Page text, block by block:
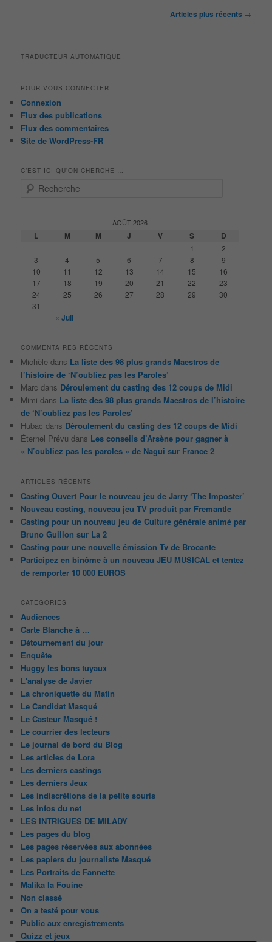
Articles plus récents →
TRADUCTEUR AUTOMATIQUE
POUR VOUS CONNECTER
Connexion
Flux des publications
Flux des commentaires
Site de WordPress-FR
C’EST ICI QU’ON CHERCHE …
AOÛT 2026
L M M J V S D
1
2
3
4 5 6 7 8
9
10
11 12 13 14 15
16
17
18 19 20 21 22
23
24
25 26 27 28 29
30
31
« Juil
COMMENTAIRES RÉCENTS
Michèle dans La liste des 98 plus grands Maestros de
l’histoire de ‘N’oubliez pas les Paroles’
Marc dans Déroulement du casting des 12 coups de Midi
Mimi dans La liste des 98 plus grands Maestros de l’histoire
de ‘N’oubliez pas les Paroles’
Hubac dans Déroulement du casting des 12 coups de Midi
Éternel Prévu dans Les conseils d’Arsène pour gagner à
« N’oubliez pas les paroles » de Nagui sur France 2
ARTICLES RÉCENTS
Casting Ouvert Pour le nouveau jeu de Jarry ‘The Imposter’
Nouveau casting, nouveau jeu TV produit par Fremantle
Casting pour un nouveau jeu de Culture générale animé par
Bruno Guillon sur La 2
Casting pour une nouvelle émission Tv de Brocante
Participez en binôme à un nouveau JEU MUSICAL et tentez
de remporter 10 000 EUROS
CATÉGORIES
Audiences
Carte Blanche à …
Détournement du jour
Enquête
Huggy les bons tuyaux
L'analyse de Javier
La chroniquette du Matin
Le Candidat Masqué
Le Casteur Masqué !
Le courrier des lecteurs
Le journal de bord du Blog
Les articles de Lora
Les derniers castings
Les derniers Jeux
Les indiscrétions de la petite souris
Les infos du net
LES INTRIGUES DE MILADY
Les pages du blog
Les pages réservées aux abonnées
Les papiers du journaliste Masqué
Les Portraits de Fannette
Malika la Fouine
Non classé
On a testé pour vous
Public aux enregistrements
Quizz et jeux